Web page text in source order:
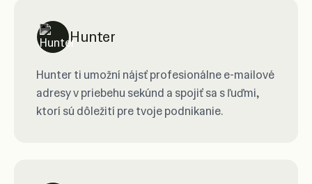
Hunter
Hunter ti umožní nájsť profesionálne e-mailové
adresy v priebehu sekúnd a spojiť sa s ľuďmi,
ktorí sú dôležití pre tvoje podnikanie.